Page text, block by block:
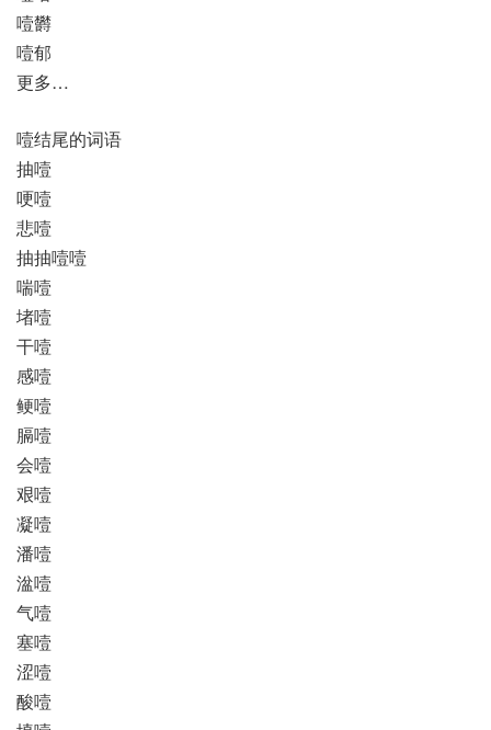
噎欝
噎郁
更多…
噎结尾的词语
抽噎
哽噎
悲噎
抽抽噎噎
喘噎
堵噎
干噎
感噎
鲠噎
膈噎
会噎
艰噎
凝噎
潘噎
湓噎
气噎
塞噎
涩噎
酸噎